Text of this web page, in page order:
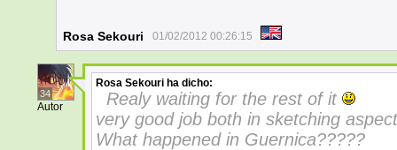
Rosa Sekouri 01/02/2012 00:26:15
34
Autor
Rosa Sekouri ha dicho:
Realy waiting for the rest of it
very good job both in sketching
What happened in Guernica?????